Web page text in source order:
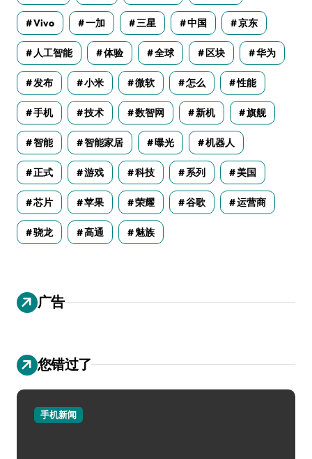
Vivo 一加 三星 中国 京东
人工智能 体验 全球 区块 华为
发布 小米 微软 怎么 性能
手机 技术 数智网 新机 旗舰
智能 智能家居 曝光 机器人
正式 游戏 科技 系列 美国
芯片 苹果 荣耀 谷歌 运营商
骁龙 高通 魅族
广告
您错过了
手机新闻